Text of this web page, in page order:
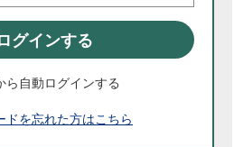
グインする
ら自動ログインする
ドを忘れた方はこちら